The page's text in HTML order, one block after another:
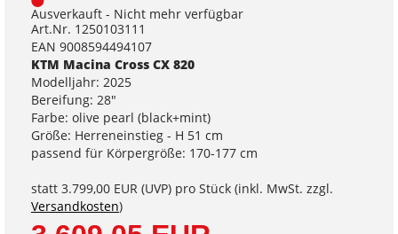
Ausverkauft - Nicht mehr verfügbar
Art.Nr. 1250103111
EAN 9008594494107
KTM Macina Cross CX 820
Modelljahr: 2025
Bereifung: 28"
Farbe: olive pearl (black+mint)
Größe: Herreneinstieg - H 51 cm
passend für Körpergröße: 170-177 cm
statt 3.799,00 EUR (UVP) pro Stück (inkl. MwSt. zzgl.
Versandkosten)